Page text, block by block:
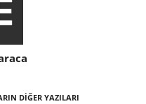
DİĞER YAZILARI